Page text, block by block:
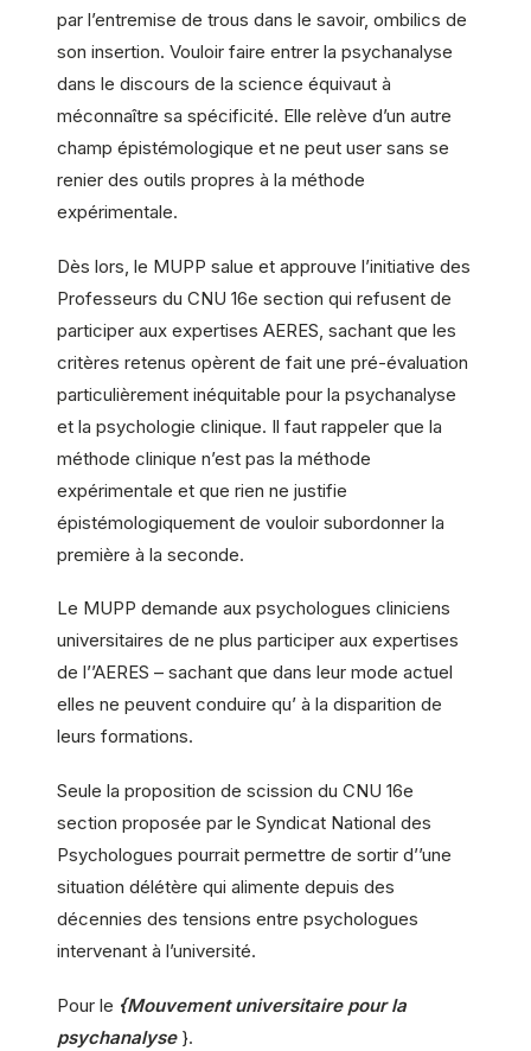
par l’entremise de trous dans le savoir, ombilics de
son insertion. Vouloir faire entrer la psychanalyse
dans le discours de la science équivaut à
méconnaître sa spécificité. Elle relève d’un autre
champ épistémologique et ne peut user sans se
renier des outils propres à la méthode
expérimentale.
Dès lors, le MUPP salue et approuve l’initiative des
Professeurs du CNU 16e section qui refusent de
participer aux expertises AERES, sachant que les
critères retenus opèrent de fait une pré-évaluation
particulièrement inéquitable pour la psychanalyse
et la psychologie clinique. Il faut rappeler que la
méthode clinique n’est pas la méthode
expérimentale et que rien ne justifie
épistémologiquement de vouloir subordonner la
première à la seconde.
Le MUPP demande aux psychologues cliniciens
universitaires de ne plus participer aux expertises
de l’’AERES – sachant que dans leur mode actuel
elles ne peuvent conduire qu’ à la disparition de
leurs formations.
Seule la proposition de scission du CNU 16e
section proposée par le Syndicat National des
Psychologues pourrait permettre de sortir d’’une
situation délétère qui alimente depuis des
décennies des tensions entre psychologues
intervenant à l’université.
Pour le {Mouvement universitaire pour la
psychanalyse }.